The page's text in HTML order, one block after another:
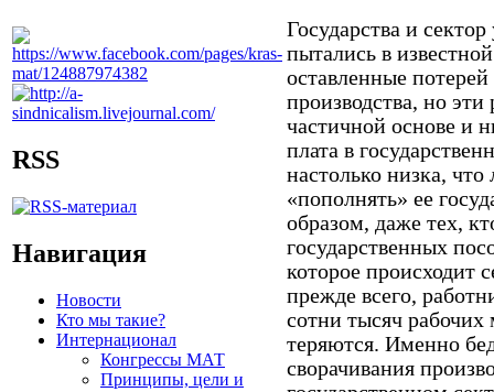
RSS
Навигация
Новости
Кто мы такие?
Интернационал
Конгрессы МАТ
Принципы, цели и
Государства и сектор
пытались в
оставленные потерей
производства, но эти
частичной основе и
плата в
настолько низка, что
«пополнять» ее
образом, даже тех,
государственных
которое происходит
прежде всего, ра
сотни тысяч рабочих
теряются. Именно
сворачивания